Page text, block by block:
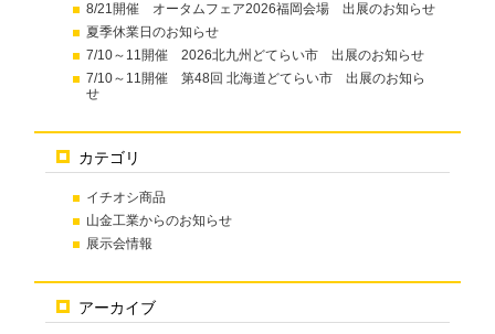
8/21開催 オータムフェア2026福岡会場 出展のお知らせ
夏季休業日のお知らせ
7/10～11開催 2026北九州どてらい市 出展のお知らせ
7/10～11開催 第48回 北海道どてらい市 出展のお知ら
せ
カテゴリ
イチオシ商品
山金工業からのお知らせ
展示会情報
アーカイブ